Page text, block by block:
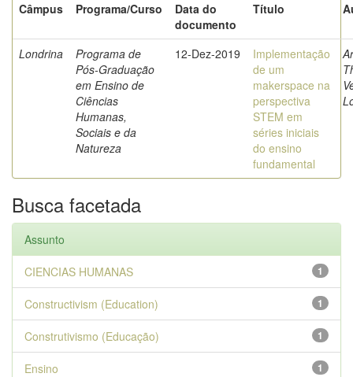
Câmpus
Programa/Curso
Data do
documento
Título
Londrina
Programa de
Pós-Graduação
em Ensino de
Ciências
Humanas,
Sociais e da
Natureza
12-Dez-2019
Implementação
de um
makerspace na
perspectiva
STEM em
séries iniciais
do ensino
fundamental
Busca facetada
Assunto
1
CIENCIAS HUMANAS
1
Constructivism (Education)
1
Construtivismo (Educação)
1
Ensino